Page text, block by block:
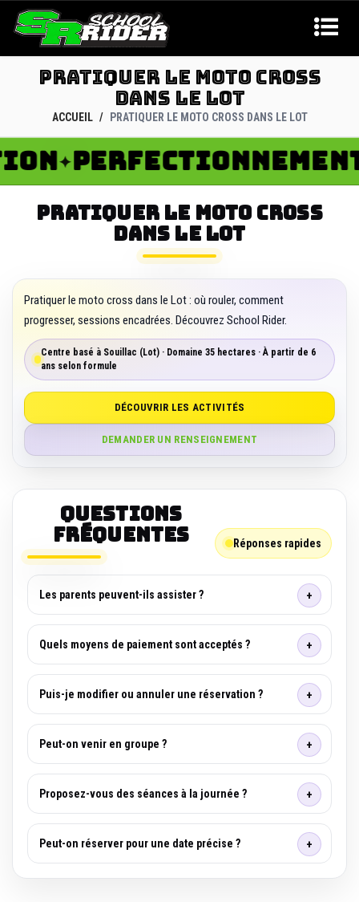
PRATIQUER LE MOTO CROSS
DANS LE LOT
ACCUEIL PRATIQUER LE MOTO CROSS DANS LE LOT
✦PERFECTIONNEMENT✦
PRATIQUER LE MOTO CROSS
DANS LE LOT
Pratiquer le moto cross dans le Lot : où rouler, comment
progresser, sessions encadrées. Découvrez School Rider.
Centre basé à Souillac (Lot) · Domaine 35 hectares · À partir de 6
ans selon formule
DÉCOUVRIR LES ACTIVITÉS
DEMANDER UN RENSEIGNEMENT
Questions
fréquentes
Réponses rapides
Les parents peuvent-ils assister ?
Quels moyens de paiement sont acceptés ?
Puis-je modifier ou annuler une réservation ?
Peut-on venir en groupe ?
Proposez-vous des séances à la journée ?
Peut-on réserver pour une date précise ?